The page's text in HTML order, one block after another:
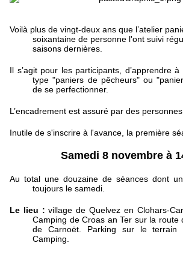
Voilà plus de vingt-deux ans que l’atelier
soixantaine de personne l'ont suivi
saisons dernières.
Il s’agit pour les participants, d’apprendre
type "paniers de pêcheurs" ou
de se perfectionner.
L’encadrement est assuré par des
Inutile de s'inscrire à l'avance, la première
Samedi 8 novembre à
Au total une douzaine de séances dont
toujours le samedi.
Le lieu :village de Quelvez en Clohars-
Camping de Croas an Ter sur la route
de Carnoët. Parking sur le terrain
Camping.